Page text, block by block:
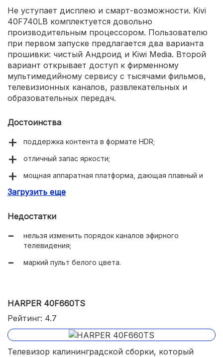
Не уступает дисплею и смарт-возможности. Kivi
40F740LB комплектуется довольно
производительным процессором. Пользователю
при первом запуске предлагается два варианта
прошивки: чистый Андроид и Kiwi Media. Второй
вариант открывает доступ к фирменному
мультимедийному сервису с тысячами фильмов,
телевизионных каналов, развлекательных и
образовательных передач.
Достоинства
поддержка контента в формате HDR;
отличный запас яркости;
мощная аппаратная платформа, дающая плавный и
в комплекте эргономичный пульт, которым
Загрузить еще
Недостатки
нельзя изменить порядок каналов эфирного
телевидения;
маркий пульт белого цвета.
HARPER 40F660TS
Рейтинг: 4.7
Телевизор калининградской сборки, который